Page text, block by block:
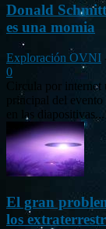
Donald
es una momia
Exploración OVNI
0
Circula por
principal del
en las diapositivas...
El gran
los